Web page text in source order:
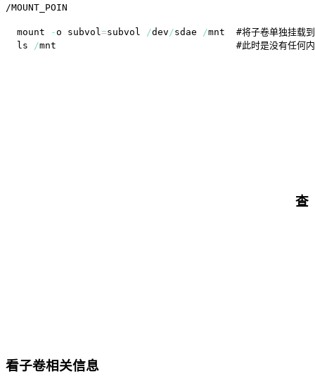
/MOUNT_POIN
mount -o subvol =subvol /dev /sdae /mnt  #将子卷单独挂载到
ls
/
查
看子卷相关信息